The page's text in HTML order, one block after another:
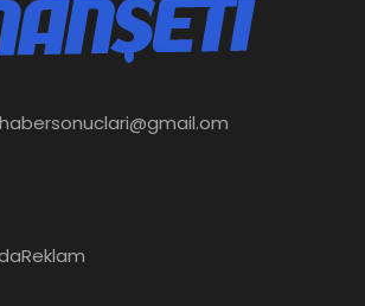
habersonuclari@gmail.om
Reklam